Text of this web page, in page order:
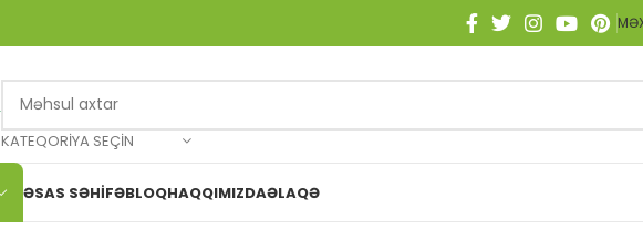
KATEQORIYA SEÇIN
ƏSAS SƏHIFƏBLOQHAQQIMIZDAƏLAQƏ